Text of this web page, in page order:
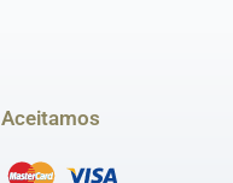
Aceitamos